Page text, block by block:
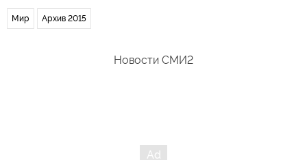
Мир Архив 2015
Новости СМИ2